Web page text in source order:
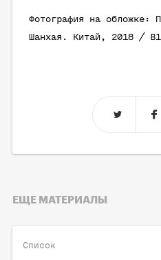
Фотография на обложке:
Шанхая. Китай, 2018 /
ЕЩЕ МАТЕРИАЛЫ
Список